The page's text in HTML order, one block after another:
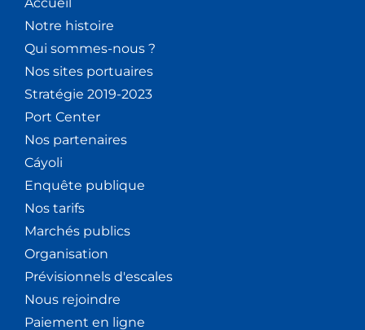
Notre histoire
Qui sommes-nous ?
Nos sites portuaires
Stratégie 2019-2023
Port Center
Nos partenaires
Cáyoli
Enquête publique
Nos tarifs
Marchés publics
Organisation
Prévisionnels d'escales
Nous rejoindre
Paiement en ligne